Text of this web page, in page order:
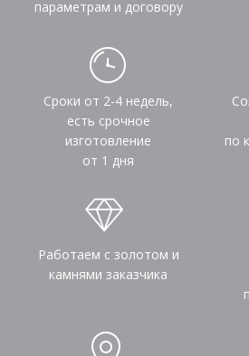
параметрам и договору
Сроки от 2-4 недель,
есть срочное
изготовление
от 1 дня
по
Работаем с золотом и
камнями заказчика